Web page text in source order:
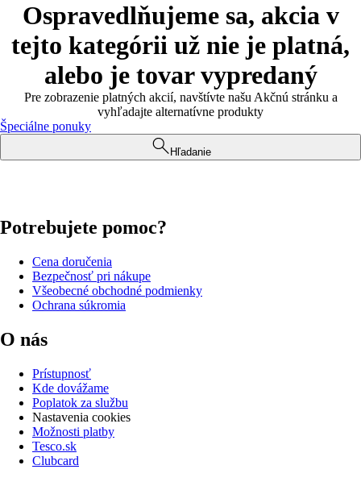
Ospravedlňujeme sa, akcia v
tejto kategórii už nie je platná,
alebo je tovar vypredaný
Pre zobrazenie platných akcií, navštívte našu Akčnú stránku a
vyhľadajte alternatívne produkty
Špeciálne ponuky
Hľadanie
Potrebujete pomoc?
Cena doručenia
Bezpečnosť pri nákupe
Všeobecné obchodné podmienky
Ochrana súkromia
O nás
Prístupnosť
Kde dovážame
Poplatok za službu
Nastavenia cookies
Možnosti platby
Tesco.sk
Clubcard